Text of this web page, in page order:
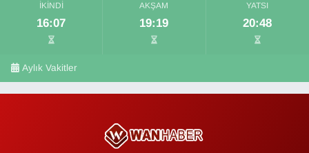
İKINDI
16:07
AKŞAM
19:19
YATSI
20:48
Aylık Vakitler